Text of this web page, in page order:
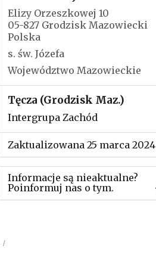
Elizy Orzeszkowej 10
05-827 Grodzisk Mazowiecki
Polska
s. św. Józefa
Województwo Mazowieckie
Tęcza (Grodzisk Maz.)
Intergrupa Zachód
Zaktualizowana 25 marca 2024
Informacje są nieaktualne?
Poinformuj nas o tym.